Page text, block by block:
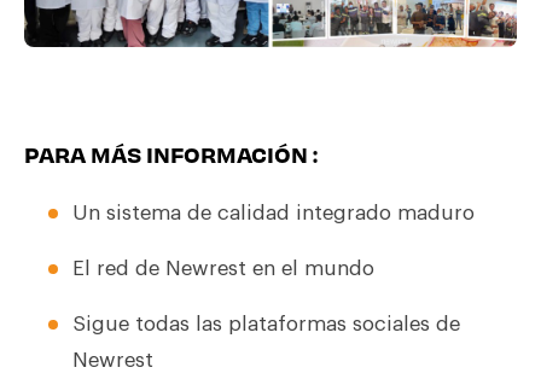
PARA MÁS INFORMACIÓN :
Un sistema de calidad integrado maduro
El red de Newrest en el mundo
Sigue todas las plataformas sociales de
Newrest